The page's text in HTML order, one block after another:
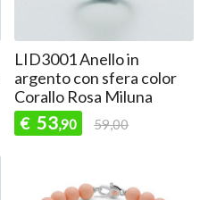
LID3001 Anello in
argento con sfera color
Corallo Rosa Miluna
€ 53,90 59,00